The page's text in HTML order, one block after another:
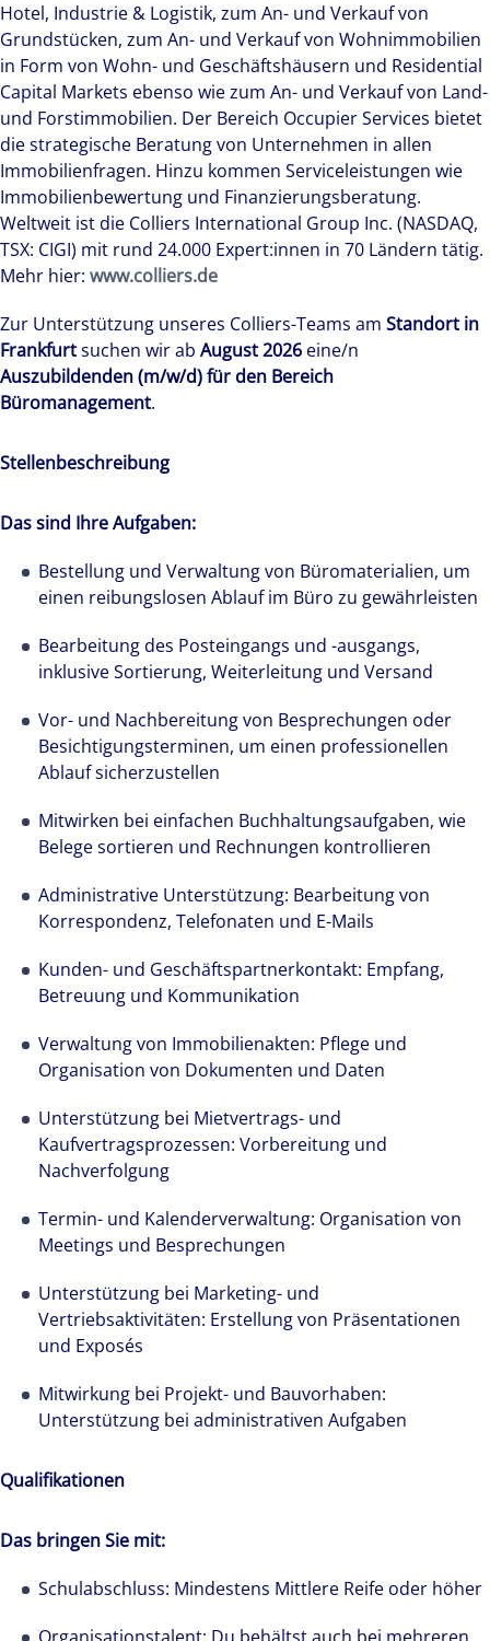
Hotel, Industrie & Logistik, zum An- und Verkauf von
Grundstücken, zum An- und Verkauf von Wohnimmobilien
in Form von Wohn- und Geschäftshäusern und Residential
Capital Markets ebenso wie zum An- und Verkauf von Land-
und Forstimmobilien. Der Bereich Occupier Services bietet
die strategische Beratung von Unternehmen in allen
Immobilienfragen. Hinzu kommen Serviceleistungen wie
Immobilienbewertung und Finanzierungsberatung.
Weltweit ist die Colliers International Group Inc. (NASDAQ,
TSX: CIGI) mit rund 24.000 Expert:innen in 70 Ländern tätig.
Mehr hier: www.colliers.de
Zur Unterstützung unseres Colliers-Teams am Standort in
Frankfurtsuchen wir ab August 2026 eine/n
Auszubildenden (m/w/d) für den Bereich
Büromanagement.
Stellenbeschreibung
Das sind Ihre Aufgaben:
Bestellung und Verwaltung von Büromaterialien, um
einen reibungslosen Ablauf im Büro zu gewährleisten
Bearbeitung des Posteingangs und -ausgangs,
inklusive Sortierung, Weiterleitung und Versand
Vor- und Nachbereitung von Besprechungen oder
Besichtigungsterminen, um einen professionellen
Ablauf sicherzustellen
Mitwirken bei einfachen Buchhaltungsaufgaben, wie
Belege sortieren und Rechnungen kontrollieren
Administrative Unterstützung: Bearbeitung von
Korrespondenz, Telefonaten und E-Mails
Kunden- und Geschäftspartnerkontakt: Empfang,
Betreuung und Kommunikation
Verwaltung von Immobilienakten: Pflege und
Organisation von Dokumenten und Daten
Unterstützung bei Mietvertrags- und
Kaufvertragsprozessen: Vorbereitung und
Nachverfolgung
Termin- und Kalenderverwaltung: Organisation von
Meetings und Besprechungen
Unterstützung bei Marketing- und
Vertriebsaktivitäten: Erstellung von Präsentationen
und Exposés
Mitwirkung bei Projekt- und Bauvorhaben:
Unterstützung bei administrativen Aufgaben
Qualifikationen
Das bringen Sie mit:
Schulabschluss: Mindestens Mittlere Reife oder höher